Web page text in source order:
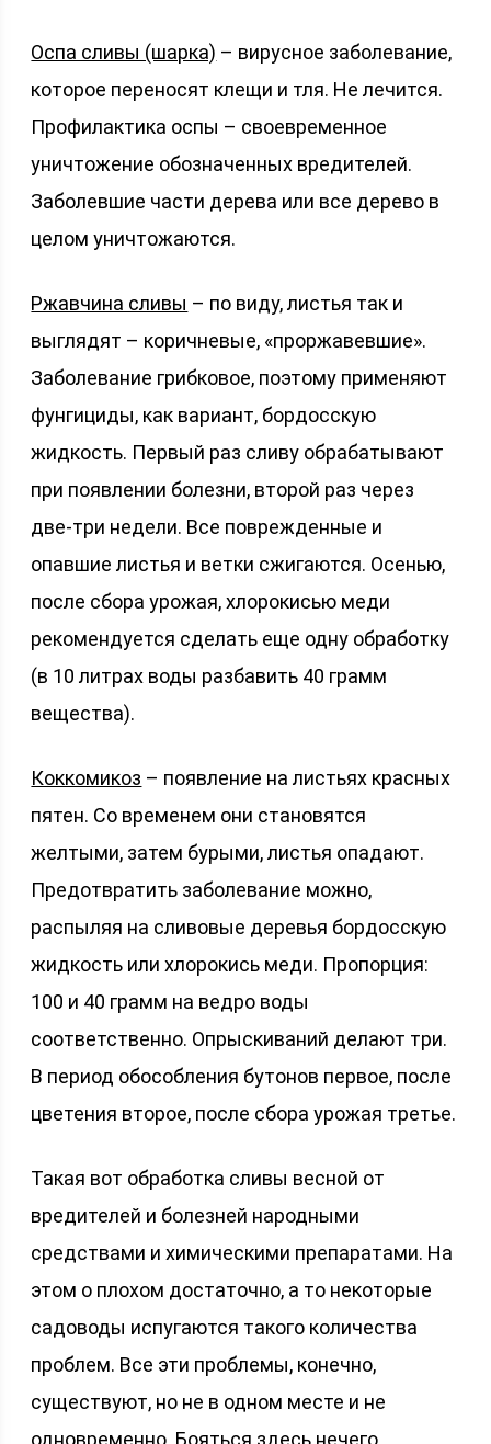
Оспа сливы (шарка) – вирусное заболевание,
которое переносят клещи и тля. Не лечится.
Профилактика оспы – своевременное
уничтожение обозначенных вредителей.
Заболевшие части дерева или все дерево в
целом уничтожаются.
Ржавчина сливы – по виду, листья так и
выглядят – коричневые, «проржавевшие».
Заболевание грибковое, поэтому применяют
фунгициды, как вариант, бордосскую
жидкость. Первый раз сливу обрабатывают
при появлении болезни, второй раз через
две-три недели. Все поврежденные и
опавшие листья и ветки сжигаются. Осенью,
после сбора урожая, хлорокисью меди
рекомендуется сделать еще одну обработку
(в 10 литрах воды разбавить 40 грамм
вещества).
Коккомикоз – появление на листьях красных
пятен. Со временем они становятся
желтыми, затем бурыми, листья опадают.
Предотвратить заболевание можно,
распыляя на сливовые деревья бордосскую
жидкость или хлорокись меди. Пропорция:
100 и 40 грамм на ведро воды
соответственно. Опрыскиваний делают три.
В период обособления бутонов первое, после
цветения второе, после сбора урожая третье.
Такая вот обработка сливы весной от
вредителей и болезней народными
средствами и химическими препаратами. На
этом о плохом достаточно, а то некоторые
садоводы испугаются такого количества
проблем. Все эти проблемы, конечно,
существуют, но не в одном месте и не
одновременно. Бояться здесь нечего,